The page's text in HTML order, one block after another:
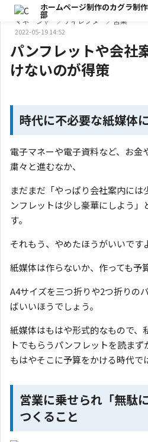
ホームページ制作のカグラ制作
部
しげ
マネージャー／ディレクター／営業
2022-05-19 14:52
パンフレットや会社
けないのが得策
時代に不必要な紙媒体
電子マネーや電子資料など、お金
粛々と進むなか、
まだまだ「やっぱり会社案内に
ンフレットは少し豪華にしよう」
す。
それもう、やめたほうがいいです
紙媒体は作らないか、作っても予
A4サイズを三つ折りや2つ折りの
ばいいほうでしょう。
紙媒体はもはや形式的なもので、
トでもらうパンフレットを読まず
もはやそこに予算をかける時代で
営業に乗せられ「無駄
つくること